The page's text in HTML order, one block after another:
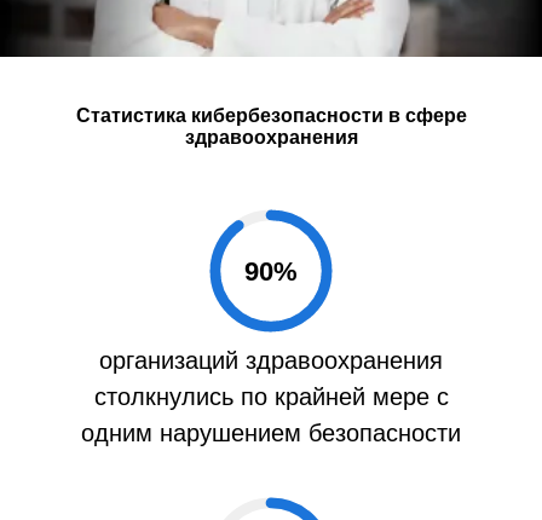
Статистика кибербезопасности в сфере
здравоохранения
90%
организаций здравоохранения
столкнулись по крайней мере с
одним нарушением безопасности